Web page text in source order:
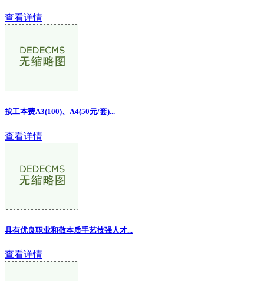
查看详情
按工本费A3(100)、A4(50元/套)...
查看详情
具有优良职业和敬本质手艺技强人才...
查看详情